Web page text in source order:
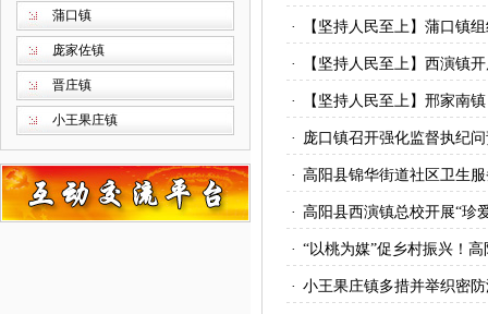
蒲口镇
庞家佐镇
晋庄镇
小王果庄镇
· 【坚持人民至上】蒲口镇
· 【坚持人民至上】西演镇
· 【坚持人民至上】邢家南
· 庞口镇召开强化监督执纪
· 高阳县锦华街道社区卫生
· 高阳县西演镇总校开展“珍
· “以桃为媒”促乡村振兴！
· 小王果庄镇多措并举织密防